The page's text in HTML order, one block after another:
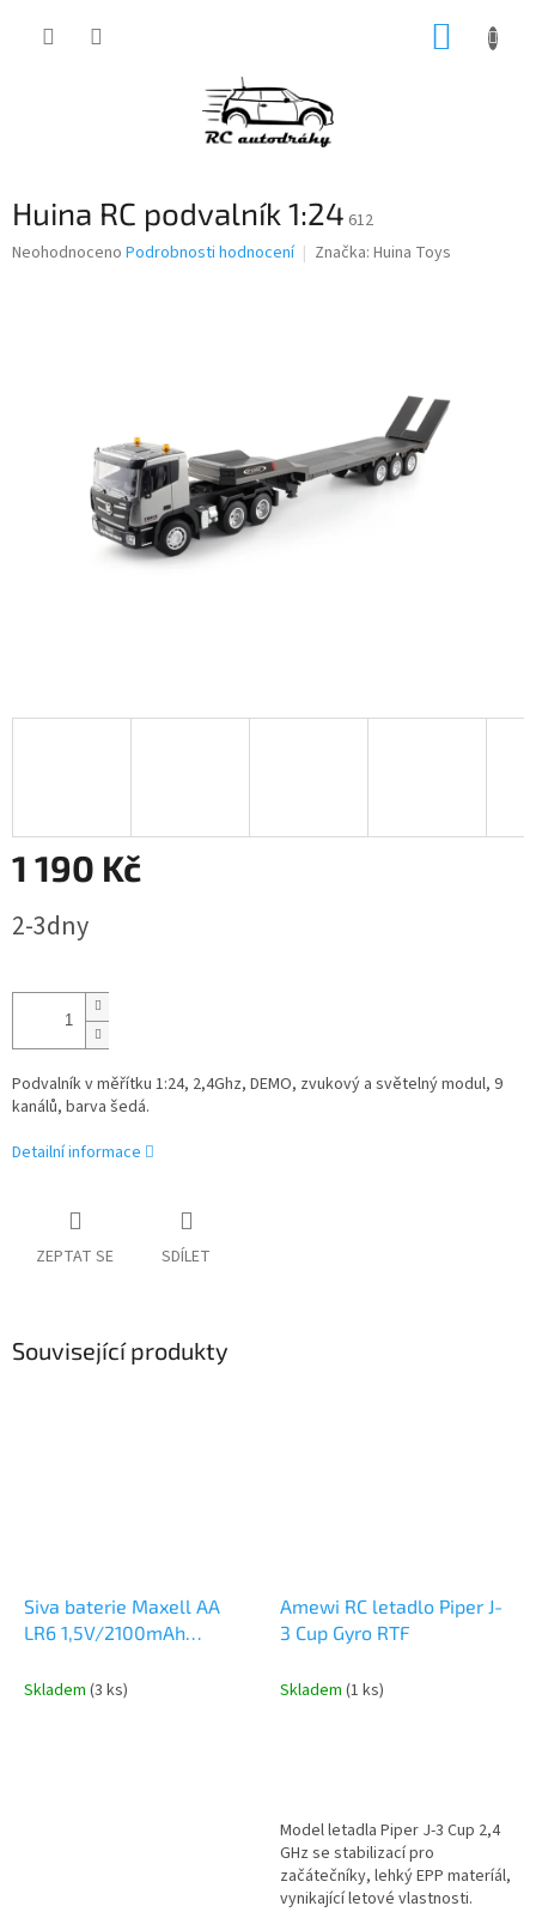
Huina RC podvalník 1:24 612
Průměrné
Neohodnoceno Podrobnosti hodnocení Značka: Huina Toys
1 190 Kč
cena:
2-3dny
Podvalník v měřítku 1:24, 2,4Ghz, DEMO, zvukový a světelný modul, 9
kanálů, barva šedá.
Detailní informace
ZEPTAT SE SDÍLET
Související produkty
Siva baterie Maxell AA
LR6 1,5V/2100mAh
Skladem (3 ks)
Amewi RC letadlo Piper J-
3 Cup Gyro RTF
Skladem (1 ks)
Model letadla Piper J-3 Cup 2,4
GHz se stabilizací pro
začátečníky, lehký EPP materíál,
vynikající letové vlastnosti.